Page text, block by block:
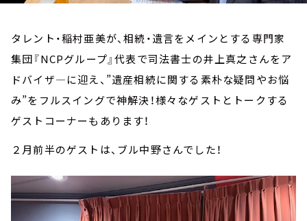
タレント・稲村亜美が、相続・遺言をメインとする専門家
集団『NCPグループ』代表で司法書士の井上真之さんをア
ドバイザ―に迎え、”遺産相続に関する素朴な疑問やお悩
み”をフルスイングで神解決！様々なゲストとトークする
ゲストコーナーもあります！
２月前半のゲストは、ブル中野さんでした！